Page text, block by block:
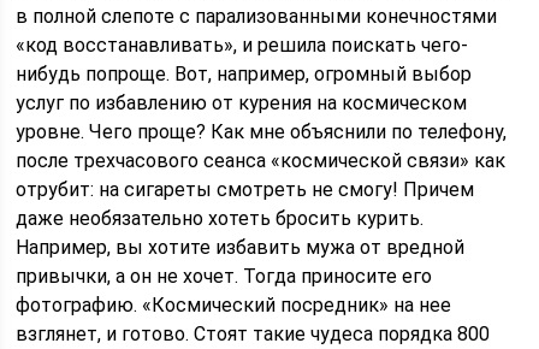
в полной слепоте с парализованными конечностями
«код восстанавливать», и решила поискать чего-
нибудь попроще. Вот, например, огромный выбор
услуг по избавлению от курения на космическом
уровне. Чего проще? Как мне объяснили по телефону,
после трехчасового сеанса «космической связи» как
отрубит: на сигареты смотреть не смогу! Причем
даже необязательно хотеть бросить курить.
Например, вы хотите избавить мужа от вредной
привычки, а он не хочет. Тогда приносите его
фотографию. «Космический посредник» на нее
взглянет, и готово. Стоят такие чудеса порядка 800